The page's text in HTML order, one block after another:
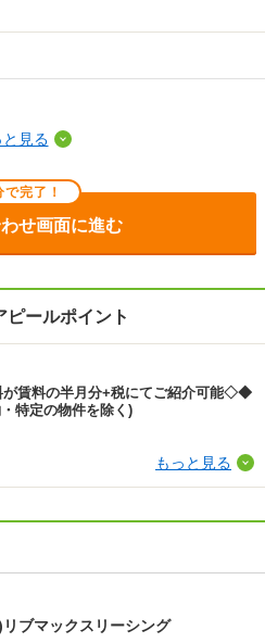
と見る
で完了！
せ画面に進む
ピールポイント
賃料の半月分+税にてご紹介可能◇◆
特定の物件を除く)
もっと見る
ブマックスリーシング